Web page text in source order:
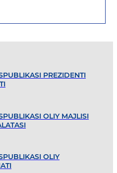
PREZIDENTI
OLIY MAJLISI
OLIY